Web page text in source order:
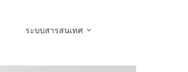
ระบบสารสนเทศ